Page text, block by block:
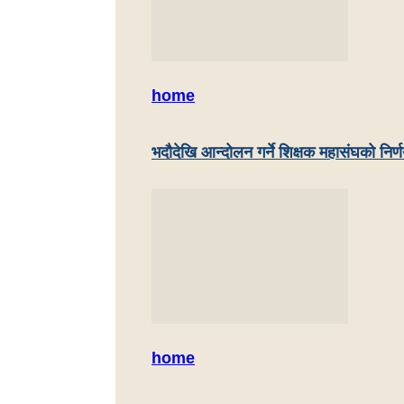
home
भदौदेखि आन्दोलन गर्ने शिक्षक महासंघको
home